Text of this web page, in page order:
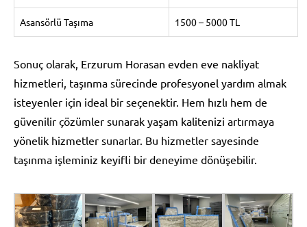
Asansörlü Taşıma 1500 – 5000 TL
Sonuç olarak, Erzurum Horasan evden eve nakliyat
hizmetleri, taşınma sürecinde profesyonel yardım almak
isteyenler için ideal bir seçenektir. Hem hızlı hem de
güvenilir çözümler sunarak yaşam kalitenizi artırmaya
yönelik hizmetler sunarlar. Bu hizmetler sayesinde
taşınma işleminiz keyifli bir deneyime dönüşebilir.